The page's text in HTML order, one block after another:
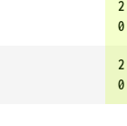
2
0
2
0